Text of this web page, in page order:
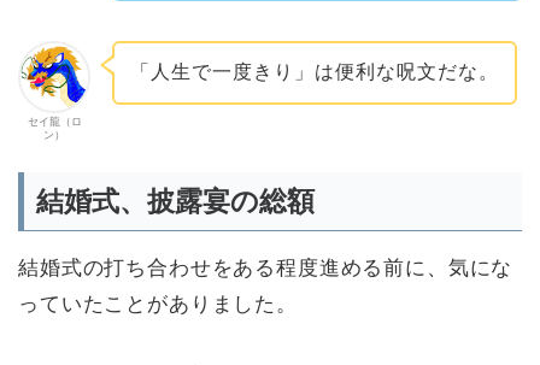
セイ龍（ロ
ン）
「人生で一度きり」は便利な呪文だな。
結婚式、披露宴の総額
結婚式の打ち合わせをある程度進める前に、気にな
っていたことがありました。